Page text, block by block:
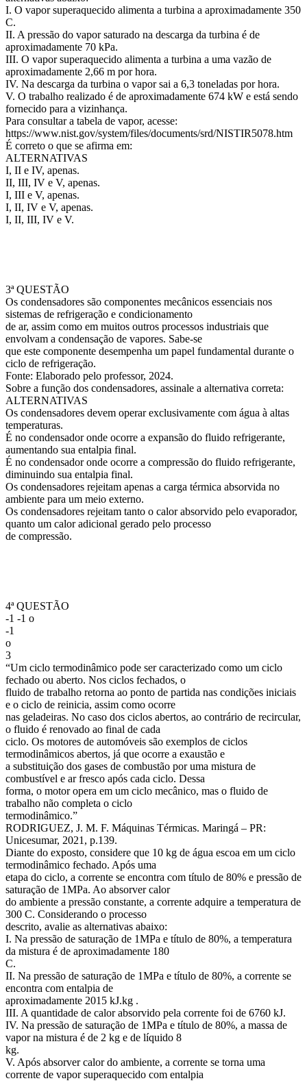
I. O vapor superaquecido alimenta a turbina a aproximadamente 350
C.
II. A pressão do vapor saturado na descarga da turbina é de
aproximadamente 70 kPa.
III. O vapor superaquecido alimenta a turbina a uma vazão de
aproximadamente 2,66 m por hora.
IV. Na descarga da turbina o vapor sai a 6,3 toneladas por hora.
V. O trabalho realizado é de aproximadamente 674 kW e está sendo
fornecido para a vizinhança.
Para consultar a tabela de vapor, acesse:
https://www.nist.gov/system/files/documents/srd/NISTIR5078.htm
É correto o que se afirma em:
ALTERNATIVAS
I, II e IV, apenas.
II, III, IV e V, apenas.
I, III e V, apenas.
I, II, IV e V, apenas.
I, II, III, IV e V.
3ª QUESTÃO
Os condensadores são componentes mecânicos essenciais nos
sistemas de refrigeração e condicionamento
de ar, assim como em muitos outros processos industriais que
envolvam a condensação de vapores. Sabe-se
que este componente desempenha um papel fundamental durante o
ciclo de refrigeração.
Fonte: Elaborado pelo professor, 2024.
Sobre a função dos condensadores, assinale a alternativa correta:
ALTERNATIVAS
Os condensadores devem operar exclusivamente com água à altas
temperaturas.
É no condensador onde ocorre a expansão do fluido refrigerante,
aumentando sua entalpia final.
É no condensador onde ocorre a compressão do fluido refrigerante,
diminuindo sua entalpia final.
Os condensadores rejeitam apenas a carga térmica absorvida no
ambiente para um meio externo.
Os condensadores rejeitam tanto o calor absorvido pelo evaporador,
quanto um calor adicional gerado pelo processo
de compressão.
4ª QUESTÃO
-1 -1 o
-1
o
3
“Um ciclo termodinâmico pode ser caracterizado como um ciclo
fechado ou aberto. Nos ciclos fechados, o
fluido de trabalho retorna ao ponto de partida nas condições iniciais
e o ciclo de reinicia, assim como ocorre
nas geladeiras. No caso dos ciclos abertos, ao contrário de recircular,
o fluido é renovado ao final de cada
ciclo. Os motores de automóveis são exemplos de ciclos
termodinâmicos abertos, já que ocorre a exaustão e
a substituição dos gases de combustão por uma mistura de
combustível e ar fresco após cada ciclo. Dessa
forma, o motor opera em um ciclo mecânico, mas o fluido de
trabalho não completa o ciclo
termodinâmico.”
RODRIGUEZ, J. M. F. Máquinas Térmicas. Maringá – PR:
Unicesumar, 2021, p.139.
Diante do exposto, considere que 10 kg de água escoa em um ciclo
termodinâmico fechado. Após uma
etapa do ciclo, a corrente se encontra com título de 80% e pressão de
saturação de 1MPa. Ao absorver calor
do ambiente a pressão constante, a corrente adquire a temperatura de
300 C. Considerando o processo
descrito, avalie as alternativas abaixo:
I. Na pressão de saturação de 1MPa e título de 80%, a temperatura
da mistura é de aproximadamente 180
C.
II. Na pressão de saturação de 1MPa e título de 80%, a corrente se
encontra com entalpia de
aproximadamente 2015 kJ.kg .
III. A quantidade de calor absorvido pela corrente foi de 6760 kJ.
IV. Na pressão de saturação de 1MPa e título de 80%, a massa de
vapor na mistura é de 2 kg e de líquido 8
kg.
V. Após absorver calor do ambiente, a corrente se torna uma
corrente de vapor superaquecido com entalpia